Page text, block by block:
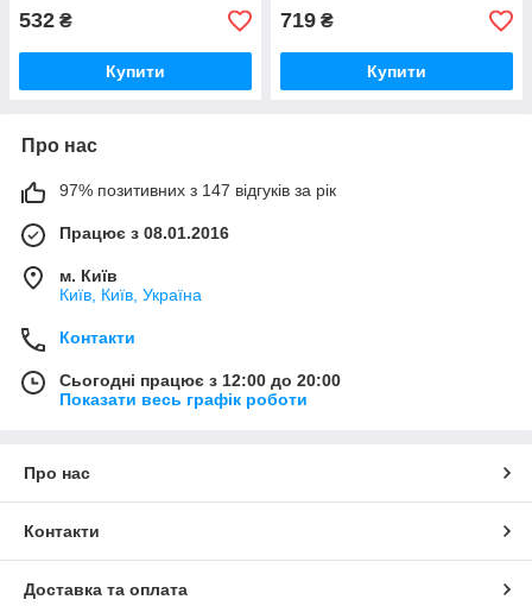
532 ₴
Купити
719 ₴
Купити
Про нас
97% позитивних з 147 відгуків за рік
Працює з 08.01.2016
м. Київ
Київ, Київ, Україна
Контакти
Сьогодні працює з 12:00 до 20:00
Показати весь графік роботи
Про нас
Контакти
Доставка та оплата